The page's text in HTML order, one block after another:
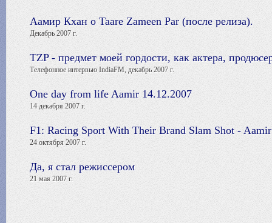
Аамир Кхан о Taare Zameen Par (после релиза).
Декабрь 2007 г.
TZP - предмет моей гордости, как актера,
Телефонное интервью IndiaFM, декабрь 2007 г.
One day from life Aamir 14.12.2007
14 декабря 2007 г.
F1: Racing Sport With Their Brand Slam Shot -
24 октября 2007 г.
Да, я стал режиссером
21 мая 2007 г.